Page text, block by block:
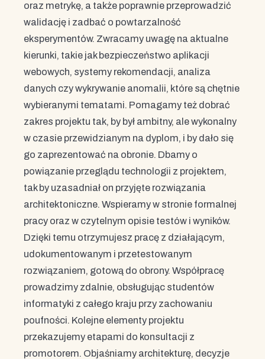
oraz metrykę, a także poprawnie przeprowadzić
walidację i zadbać o powtarzalność
eksperymentów. Zwracamy uwagę na aktualne
kierunki, takie jak bezpieczeństwo aplikacji
webowych, systemy rekomendacji, analiza
danych czy wykrywanie anomalii, które są chętnie
wybieranymi tematami. Pomagamy też dobrać
zakres projektu tak, by był ambitny, ale wykonalny
w czasie przewidzianym na dyplom, i by dało się
go zaprezentować na obronie. Dbamy o
powiązanie przeglądu technologii z projektem,
tak by uzasadniał on przyjęte rozwiązania
architektoniczne. Wspieramy w stronie formalnej
pracy oraz w czytelnym opisie testów i wyników.
Dzięki temu otrzymujesz pracę z działającym,
udokumentowanym i przetestowanym
rozwiązaniem, gotową do obrony. Współpracę
prowadzimy zdalnie, obsługując studentów
informatyki z całego kraju przy zachowaniu
poufności. Kolejne elementy projektu
przekazujemy etapami do konsultacji z
promotorem. Objaśniamy architekturę, decyzje